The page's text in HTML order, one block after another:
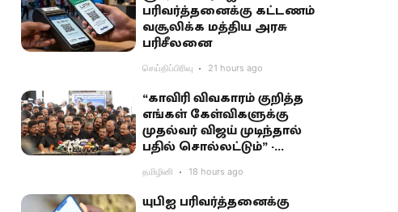
பரிவர்த்தனைக்கு கட்டணம்
வசூலிக்க மத்திய அரசு
பரிசீலனை
செய்திப்பிரிவு 21 hours ago
“காவிரி விவகாரம் குறித்த
எங்கள் கேள்விகளுக்கு
முதல்வர் விஜய் முடிந்தால்
பதில் சொல்லட்டும்” -
உதயநிதி சவால்
தமிழினி 18 hours ago
யுபிஐ பரிவர்த்தனைக்கு